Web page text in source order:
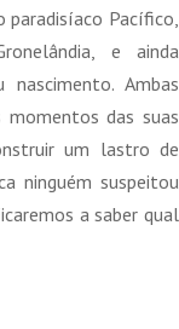
Pacífico,
e ainda
Ambas
das suas
um lastro de
ninguém suspeitou
a saber qual